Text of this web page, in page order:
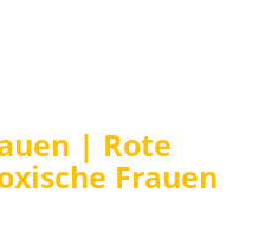
| Rote
Frauen